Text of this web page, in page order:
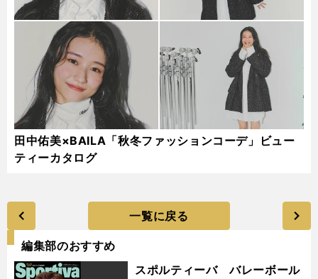
田中佑美×BAILA「秋冬ファッションコーデ」ビュー
ティーカタログ
一覧に戻る
編集部のおすすめ
スポルティーバ バレーボール